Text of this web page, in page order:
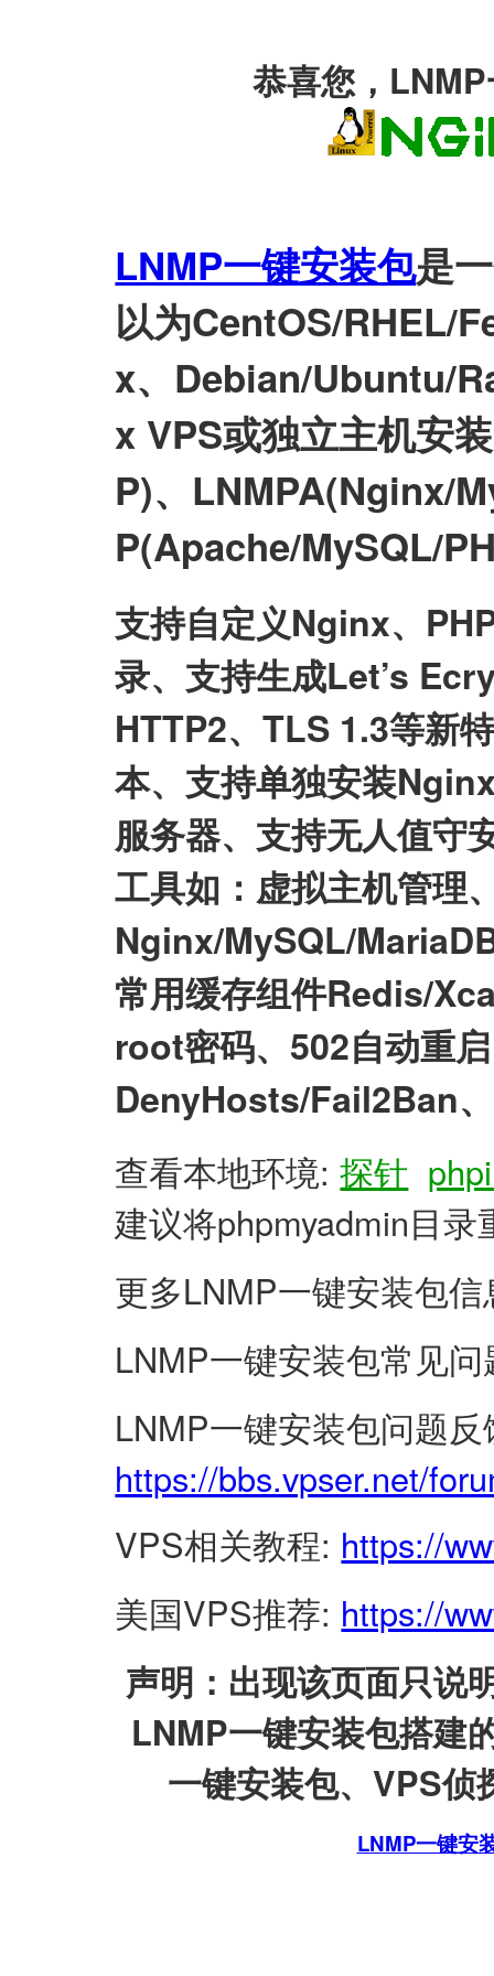
恭喜您，
LNMP一键安装包是
以为CentOS/RHEL/
x、Debian/Ubuntu/
x VPS或独立主机安
P)、LNMPA(Nginx/
P(Apache/MySQL/
支持自定义Nginx、
录、支持生成Let’s
HTTP2、TLS 1.3等新
本、支持单独安装
服务器、支持无人值守
工具如：虚拟主机管理
Nginx/MySQL/
常用缓存组件Redis/
root密码、502自动重
DenyHosts/Fail2Ban
查看本地环境:探针
建议将phpmyadmin目
更多LNMP一键安装包
LNMP一键安装包常见
LNMP一键安装包问题
https://bbs.vpser.net/
VPS相关教程: https://
美国VPS推荐: https://
声明：出现该页面只说
LNMP一键安装包搭建
一键安装包、VPS
LNMP一键安